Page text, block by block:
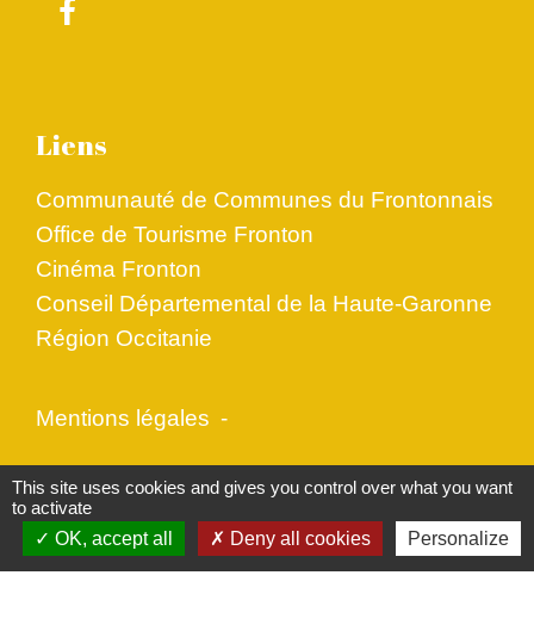
Liens
Communauté de Communes du Frontonnais
Office de Tourisme Fronton
Cinéma Fronton
Conseil Départemental de la Haute-Garonne
Région Occitanie
Mentions légales -
Politique de confidentialité - Accessibilité -
Plan du site - Gestion des cookies
This site uses cookies and gives you control over what you want
to activate
OK, accept all
Deny all cookies Personalize